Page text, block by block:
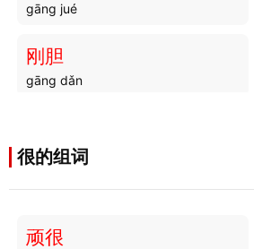
gāng jué
刚胆
gāng dǎn
gāng hǎo
很的组词
顽很